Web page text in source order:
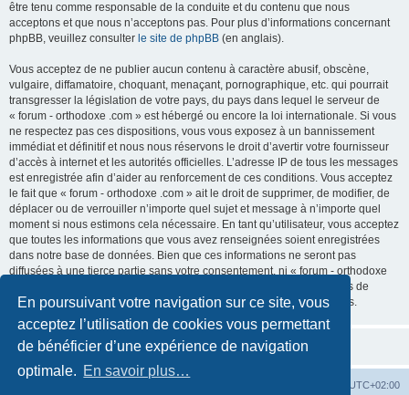
En poursuivant votre navigation sur ce site, vous
acceptez l’utilisation de cookies vous permettant
de bénéficier d’une expérience de navigation
optimale. En savoir plus…
être tenu comme responsable de la conduite et du contenu que nous
acceptons et que nous n’acceptons pas. Pour plus d’informations concernant
phpBB, veuillez consulter le site de phpBB (en anglais).
Vous acceptez de ne publier aucun contenu à caractère abusif, obscène,
vulgaire, diffamatoire, choquant, menaçant, pornographique, etc. qui pourrait
transgresser la législation de votre pays, du pays dans lequel le serveur de
« forum - orthodoxe .com » est hébergé ou encore la loi internationale. Si vous
ne respectez pas ces dispositions, vous vous exposez à un bannissement
immédiat et définitif et nous nous réservons le droit d’avertir votre fournisseur
d’accès à internet et les autorités officielles. L’adresse IP de tous les messages
est enregistrée afin d’aider au renforcement de ces conditions. Vous acceptez
le fait que « forum - orthodoxe .com » ait le droit de supprimer, de modifier, de
déplacer ou de verrouiller n’importe quel sujet et message à n’importe quel
moment si nous estimons cela nécessaire. En tant qu’utilisateur, vous acceptez
que toutes les informations que vous avez renseignées soient enregistrées
dans notre base de données. Bien que ces informations ne seront pas
diffusées à une tierce partie sans votre consentement, ni « forum - orthodoxe
.com », ni phpBB, ne pourront être tenus comme responsables en cas de
tentative de piratage informatique visant à compromettre vos données.
UTC+02:00